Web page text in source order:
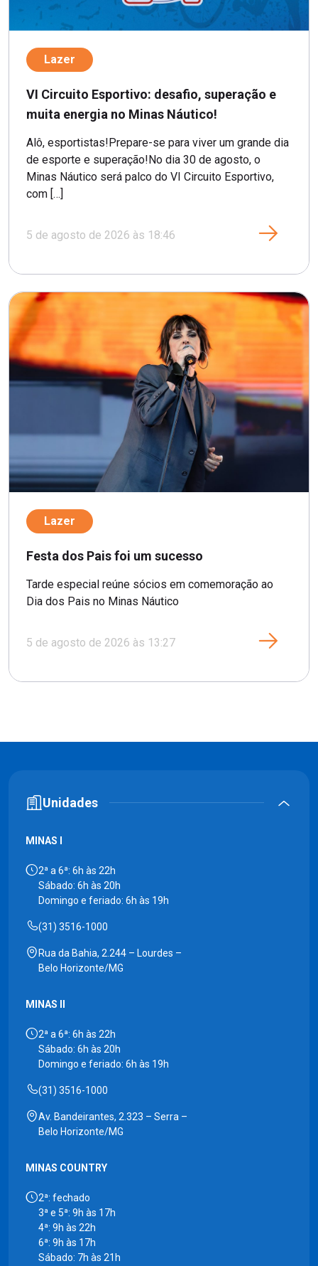
Lazer
VI Circuito Esportivo: desafio, superação e
muita energia no Minas Náutico!
Alô, esportistas!Prepare-se para viver um grande dia
de esporte e superação!No dia 30 de agosto, o
Minas Náutico será palco do VI Circuito Esportivo,
com […]
5 de agosto de 2026 às 18:46
Lazer
Festa dos Pais foi um sucesso
Tarde especial reúne sócios em comemoração ao
Dia dos Pais no Minas Náutico
5 de agosto de 2026 às 13:27
Unidades
MINAS I
2ª a 6ª: 6h às 22h
Sábado: 6h às 20h
Domingo e feriado: 6h às 19h
(31) 3516-1000
Rua da Bahia, 2.244 – Lourdes –
Belo Horizonte/MG
MINAS II
2ª a 6ª: 6h às 22h
Sábado: 6h às 20h
Domingo e feriado: 6h às 19h
(31) 3516-1000
Av. Bandeirantes, 2.323 – Serra –
Belo Horizonte/MG
MINAS COUNTRY
2ª: fechado
3ª e 5ª: 9h às 17h
4ª: 9h às 22h
6ª: 9h às 17h
Sábado: 7h às 21h